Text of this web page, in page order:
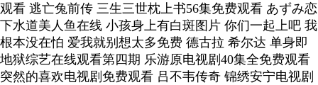
观看 逃亡兔前传 三生三世枕上书56集免费观看 あずみ恋
下水道美人鱼在线 小孩身上有白斑图片 你们一起上吧 我
根本没在怕 爱我就别想太多免费 德古拉 希尔达 单身即
地狱综艺在线观看第四期 乐游原电视剧40集全免费观看
突然的喜欢电视剧免费观看 吕不韦传奇 锦绣安宁电视剧